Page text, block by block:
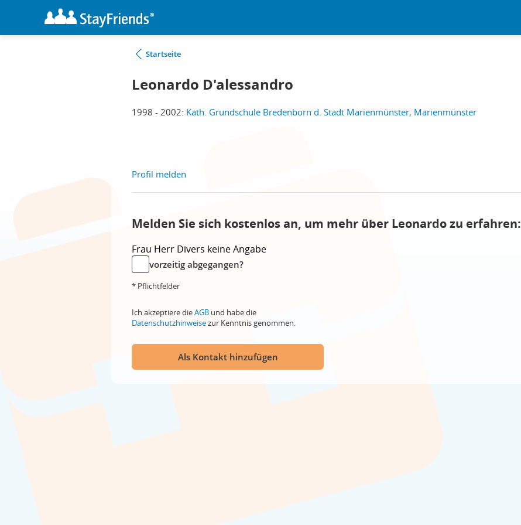
Startseite
Leonardo D'alessandro
1998 - 2002: Kath. Grundschule Bredenborn d. Stadt Marienmünster, Marienmünster
Profil melden
Melden Sie sich kostenlos an, um mehr über Leonardo zu erfahren:
Frau Herr Divers keine Angabe
vorzeitig abgegangen?
* Pflichtfelder
Ich akzeptiere dieAGB und habe die
Datenschutzhinweisezur Kenntnis genommen.
Als Kontakt hinzufügen